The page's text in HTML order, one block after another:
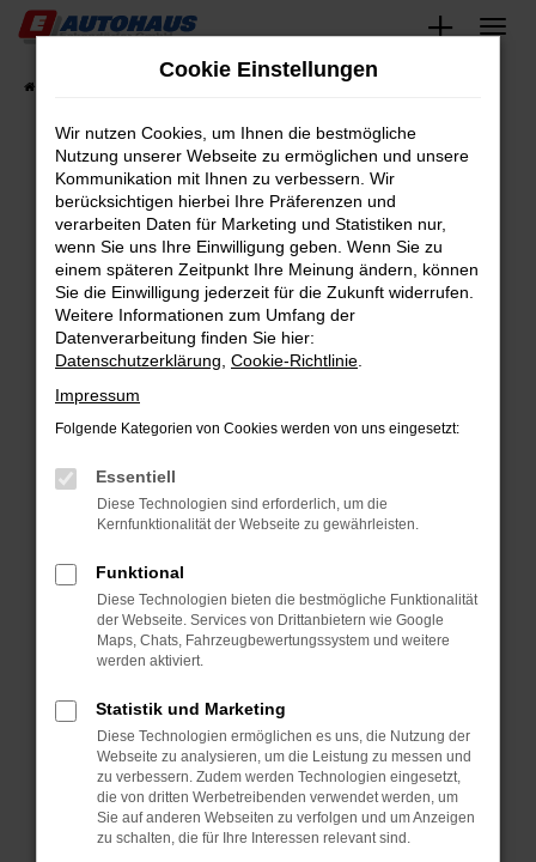
Zum
springen
Fahrzeugsuche
Fehler: Network Error
Beim Laden ist ein Fehler aufgetreten.
Hier sind ein paar Tipps, die dir helfen können:
Überprüfe deine Firewall und deine
Internetverbindung.
Laden andere Webseiten, zum Beispiel deine
Suchmaschine?
Prüfe deine Browsererweiterungen.
können das Laden bestimmter Seiten
verhindern. Funktioniert die Seite in einem
anderen Browser oder in einem privaten
Starte dein Gerät neu.
Das kann manchmal helfen, vorübergehende
Probleme zu beheben.
Betriebssystem auf dem neuesten Stand
sind.
Veraltete Software birgt nicht nur ein
Sicherheitsrisiko, sondern kann auch dazu
führen, dass bestimmte Funktionen nicht mehr
unterstützt werden.
Cookie Einstellungen
Wir nutzen Cookies, um Ihnen die bestmögliche
Nutzung unserer Webseite zu ermöglichen und unsere
Kommunikation mit Ihnen zu verbessern. Wir
berücksichtigen hierbei Ihre Präferenzen und
verarbeiten Daten für Marketing und Statistiken nur,
wenn Sie uns Ihre Einwilligung geben. Wenn Sie zu
einem späteren Zeitpunkt Ihre Meinung ändern, können
Sie die Einwilligung jederzeit für die Zukunft widerrufen.
Weitere Informationen zum Umfang der
Datenverarbeitung finden Sie hier:
Datenschutzerklärung Cookie-Richtlinie
Impressum
Folgende Kategorien von Cookies werden von uns eingesetzt:
Essentiell
Diese Technologien sind erforderlich, um die
Kernfunktionalität der Webseite zu gewährleisten.
Funktional
Diese Technologien bieten die bestmögliche Funktionalität
der Webseite. Services von Drittanbietern wie Google
Maps, Chats, Fahrzeugbewertungssystem und weitere
werden aktiviert.
Statistik und Marketing
Diese Technologien ermöglichen es uns, die Nutzung der
Webseite zu analysieren, um die Leistung zu messen und
zu verbessern. Zudem werden Technologien eingesetzt,
die von dritten Werbetreibenden verwendet werden, um
Sie auf anderen Webseiten zu verfolgen und um Anzeigen
zu schalten, die für Ihre Interessen relevant sind.